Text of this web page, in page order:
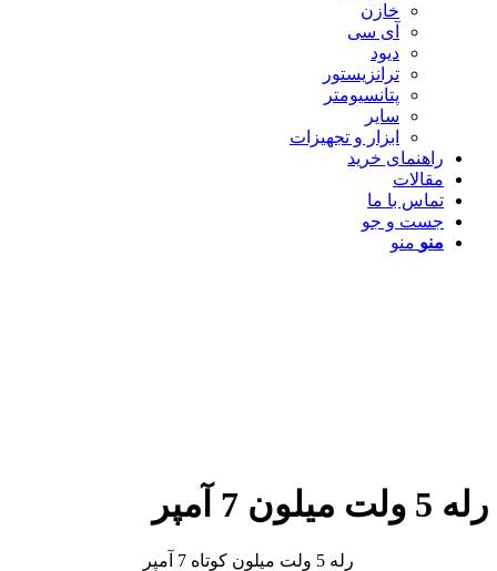
خازن
آی سی
دیود
ترانزیستور
پتانسیومتر
سایر
ابزار و تجهیزات
راهنمای خرید
مقالات
تماس با ما
جست و جو
منو منو
رله 5 ولت میلون 7 آمپر
رله 5 ولت میلون کوتاه 7 آمپر